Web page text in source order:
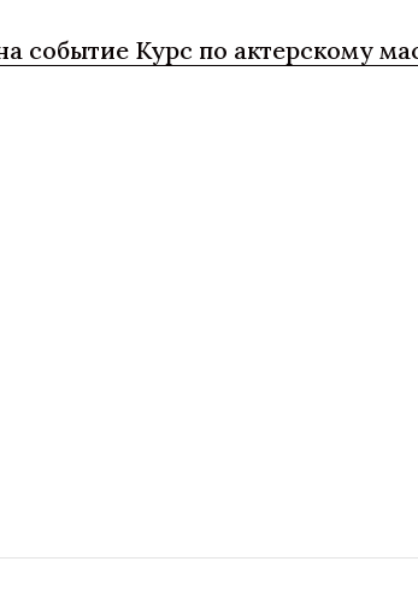
событие Курс по актерскому